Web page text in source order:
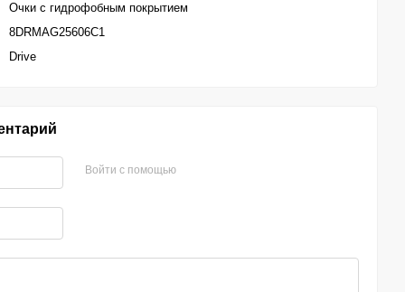
Очки с гидрофобным покрытием
8DRMAG25606C1
Drive
Войти с помощью